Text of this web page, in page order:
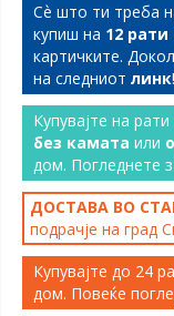
Сѐ што ти треба
купиш на 12
картичките.
на следниот линк!
Купувајте на
без камата или
дом. Погледнете
ДОСТАВА ВО
подрачје на град
Купувајте до 24
дом. Повеќе